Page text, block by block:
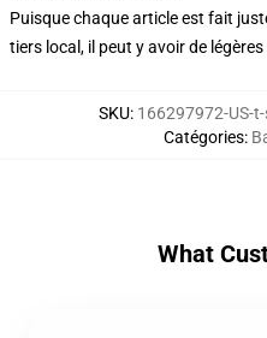
Puisque chaque article est fait
tiers local, il peut y avoir de
SKU: 166297972-US-
Catégories:
What